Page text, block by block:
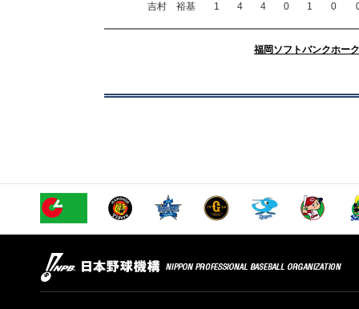
吉村 裕基
1 4 4 0 1 0
福岡ソフトバンクホー